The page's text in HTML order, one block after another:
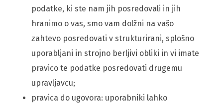
podatke, ki ste nam jih posredovali in jih
hranimo o vas, smo vam dolžni na vašo
zahtevo posredovati v strukturirani, splošno
uporabljani in strojno berljivi obliki in vi imate
pravico te podatke posredovati drugemu
upravljavcu;
pravica do ugovora: uporabniki lahko